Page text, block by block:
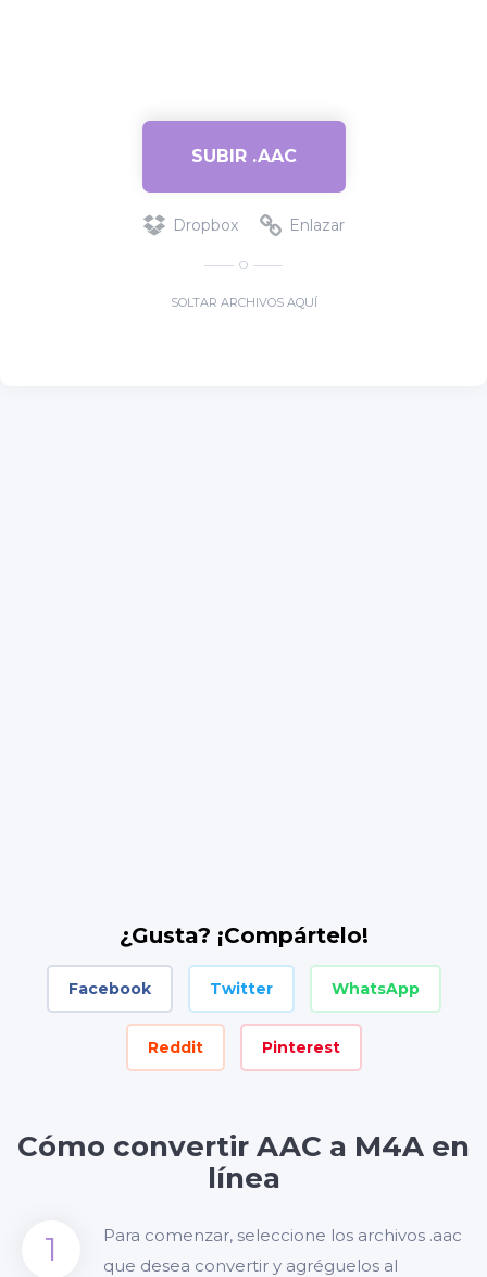
SUBIR .AAC
Dropbox Enlazar
O
SOLTAR ARCHIVOS AQUÍ
¿Gusta? ¡Compártelo!
Facebook Twitter WhatsApp
Reddit Pinterest
Cómo convertir AAC a M4A en
línea
1
Para comenzar, seleccione los archivos .aac
que desea convertir y agréguelos al